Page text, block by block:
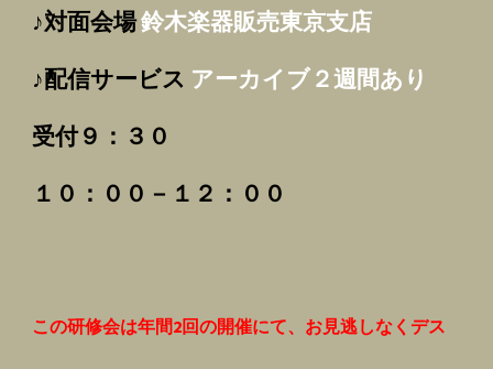
♪対面会場鈴木楽器販売東京支店
♪配信サービス アーカイブ２週間あり
受付９：３０
１０：００－１２：００
この研修会は年間2回の開催にて、お見逃しなくデス